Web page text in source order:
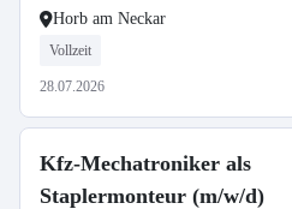
Horb am Neckar
Vollzeit
28.07.2026
Kfz-Mechatroniker als
Staplermonteur (m/w/d)